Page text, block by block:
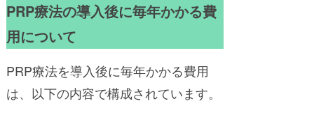
PRP療法の導入後に毎年かかる費
用について
PRP療法を導入後に毎年かかる費用
は、以下の内容で構成されています。